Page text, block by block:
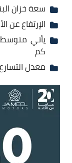
سعة خزان
الإرتفاع عن الأرض
كم
معدل التسارع من 0 لـ100